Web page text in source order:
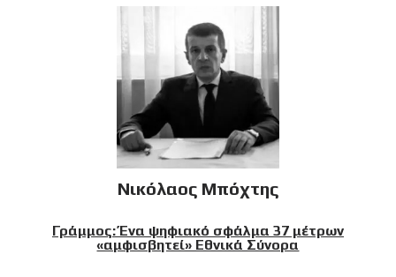
Νικόλαος Μπόχτης
Γράμμος: Ένα ψηφιακό σφάλμα 37 μέτρων
«αμφισβητεί» Εθνικά Σύνορα